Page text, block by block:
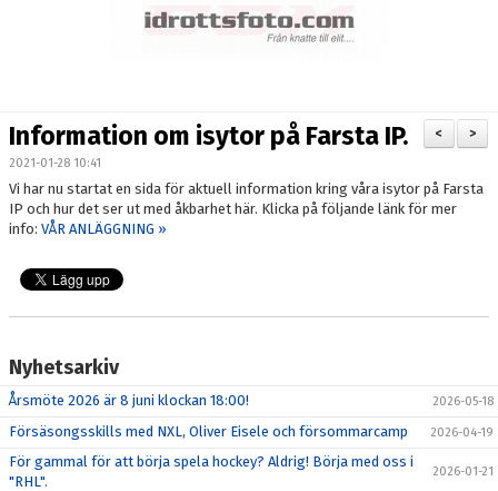
BÖRJA SPELA HOCKEY
ISTIDER
NYHETER
BESTÄLL KLUBBKLÄDER HOS TEAMGEAR
>
<
Information om isytor på Farsta IP.
2021-01-28 10:41
Vi har nu startat en sida för aktuell information kring våra isytor på Farsta
IP och hur det ser ut med åkbarhet här. Klicka på följande länk för mer
info: VÅR ANLÄGGNING »
Nyhetsarkiv
Årsmöte 2026 är 8 juni klockan 18:00! 2026-05-18
Försäsongsskills med NXL, Oliver Eisele och försommarcamp 2026-04-19
För gammal för att börja spela hockey? Aldrig! Börja med oss i
"RHL".
2026-01-21